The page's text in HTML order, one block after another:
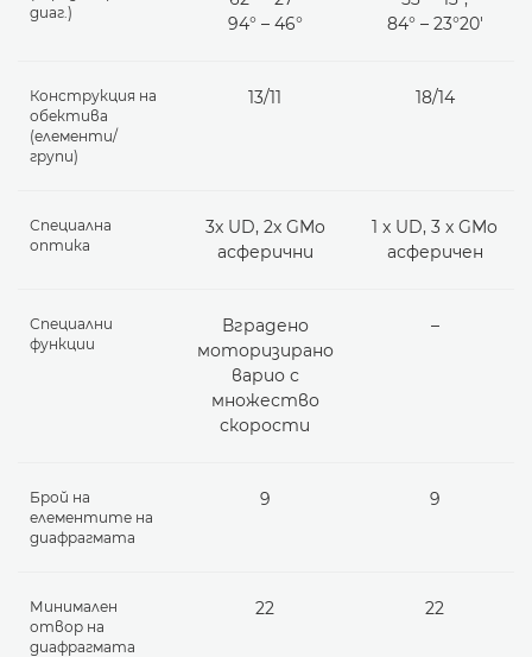
диаг.)
94° – 46°
84° – 23°20'
Конструкция на
обектива
(елементи/
групи)
13/11 18/14
Специална
оптика
3x UD, 2x GMo
асферични
1 x UD, 3 x GMo
асферичен
Специални
функции
Вградено
моторизирано
варио с
множество
скорости
–
Брой на
елементите на
диафрагмата
9 9
Минимален
отвор на
диафрагмата
22 22